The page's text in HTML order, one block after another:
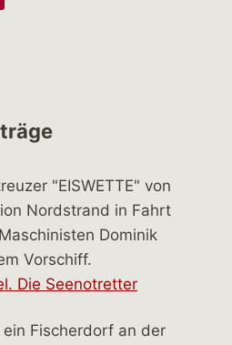
Die Seenotretter